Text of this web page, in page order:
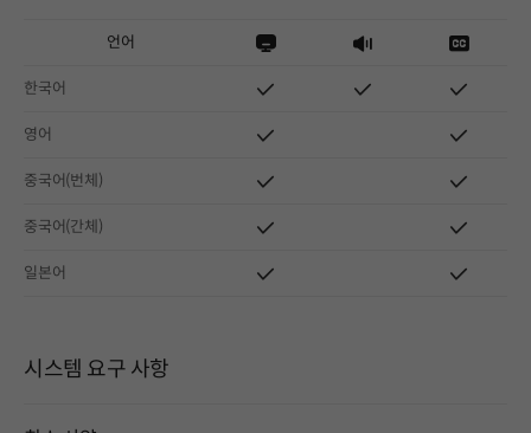
언어
한국어
영어
중국어(번체)
중국어(간체)
일본어
시스템 요구 사항